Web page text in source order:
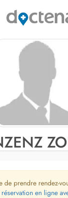
de prendre rendez-
réservation en ligne